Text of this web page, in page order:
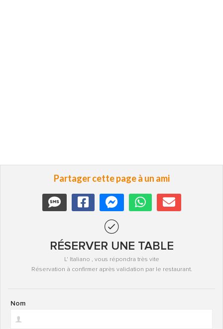
Partager cette page à un ami
RÉSERVER UNE TABLE
L' Italiano , vous répondra très vite
Réservation à confirmer après validation par le restaurant.
Nom